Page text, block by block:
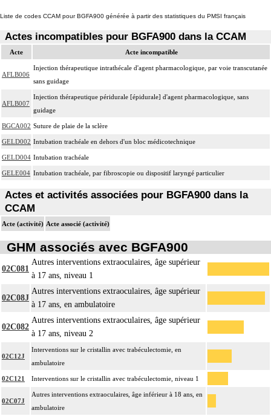
Liste de codes CCAM pour BGFA900 générée à partir des statistiques du PMSI français
Actes incompatibles pour BGFA900 dans la CCAM
Acte Acte incompatible
AFLB006
Injection thérapeutique intrathécale d'agent pharmacologique, par voie transcutanée
sans guidage
AFLB007
Injection thérapeutique péridurale [épidurale] d'agent pharmacologique, sans
guidage
BGCA002 Suture de plaie de la sclère
GELD002 Intubation trachéale en dehors d'un bloc médicotechnique
GELD004 Intubation trachéale
GELE004 Intubation trachéale, par fibroscopie ou dispositif laryngé particulier
Actes et activités associées pour BGFA900 dans la
CCAM
Acte (activité) Acte associé (activité)
GHM associés avec BGFA900
02C081
Autres interventions extraoculaires, âge supérieur
à 17 ans, niveau 1
02C08J
Autres interventions extraoculaires, âge supérieur
à 17 ans, en ambulatoire
02C082
Autres interventions extraoculaires, âge supérieur
à 17 ans, niveau 2
02C12J
Interventions sur le cristallin avec trabéculectomie, en
ambulatoire
02C121 Interventions sur le cristallin avec trabéculectomie, niveau 1
02C07J
Autres interventions extraoculaires, âge inférieur à 18 ans, en
ambulatoire